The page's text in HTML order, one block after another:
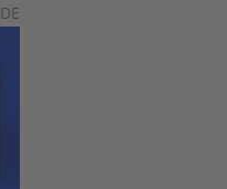
DE